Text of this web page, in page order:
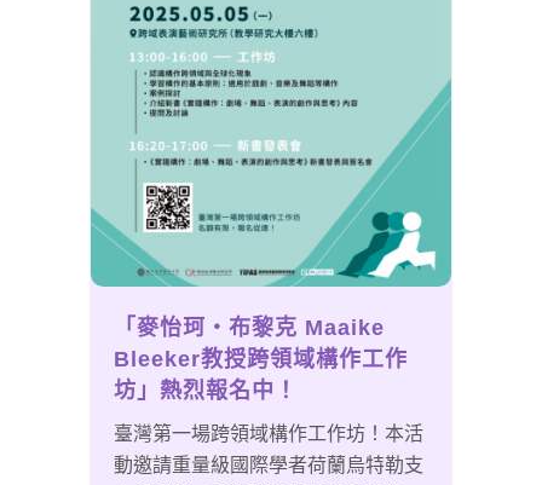
「麥怡珂‧布黎克 Maaike
Bleeker教授跨領域構作工作
坊」熱烈報名中！
臺灣第一場跨領域構作工作坊！本活
動邀請重量級國際學者荷蘭烏特勒支